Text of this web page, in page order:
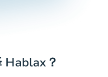
Hablax？